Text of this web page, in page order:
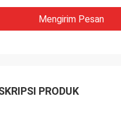
Mengirim Pesan
PRODUK